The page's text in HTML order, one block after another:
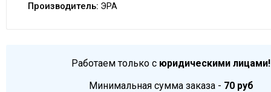
Производитель: ЭРА
Работаем только с юридическими лицами!
Минимальная сумма заказа - 70 руб